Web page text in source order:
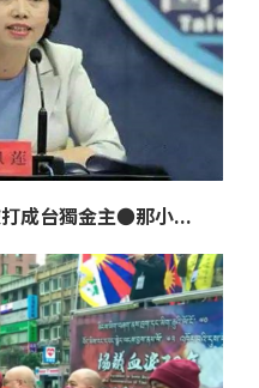
打成台獨金主●那小...